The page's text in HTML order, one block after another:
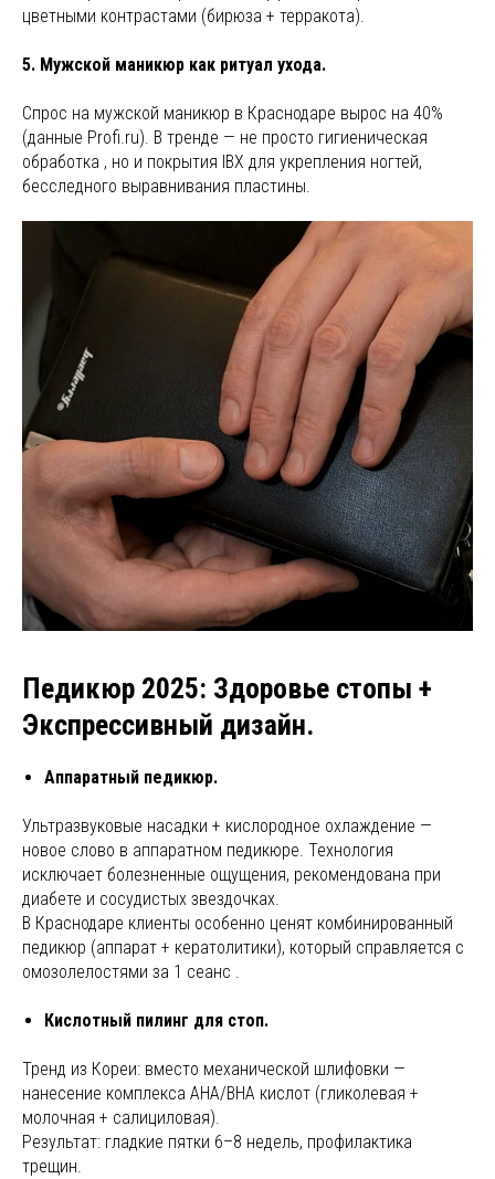
цветными контрастами (бирюза + терракота).
5. Мужской маникюр как ритуал ухода.
Спрос на мужской маникюр в Краснодаре вырос на 40%
(данные Profi.ru). В тренде — не просто гигиеническая
обработка , но и покрытия IBX для укрепления ногтей,
бесследного выравнивания пластины.
Педикюр 2025: Здоровье стопы +
Экспрессивный дизайн.
Аппаратный педикюр.
Ультразвуковые насадки + кислородное охлаждение —
новое слово в аппаратном педикюре. Технология
исключает болезненные ощущения, рекомендована при
диабете и сосудистых звездочках.
В Краснодаре клиенты особенно ценят комбинированный
педикюр (аппарат + кератолитики), который справляется с
омозолелостями за 1 сеанс .
Кислотный пилинг для стоп.
Тренд из Кореи: вместо механической шлифовки —
нанесение комплекса AHA/BHA кислот (гликолевая +
молочная + салициловая).
Результат: гладкие пятки 6–8 недель, профилактика
трещин.